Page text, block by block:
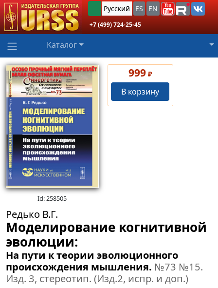
Русский ES EN
+7 (499) 724-25-45
Каталог
Id: 258505
999 ₽
В корзину
Редько В.Г.
Моделирование когнитивной
эволюции:
На пути к теории эволюционного
происхождения мышления. №73 №15.
Изд. 3, стереотип. (Изд.2, испр. и доп.)